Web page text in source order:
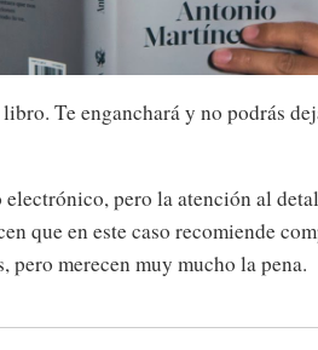
Te enganchará y no podrás
pero la atención al
que en este caso recomiende
pero merecen muy mucho la pena.